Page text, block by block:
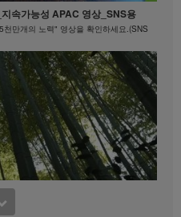
0:45
제 어디서나 | 건강한 라이프스타
#1
속가능성 APAC 영상_SNS용
만개의 노력" 영상을 확인하세요.(SNS